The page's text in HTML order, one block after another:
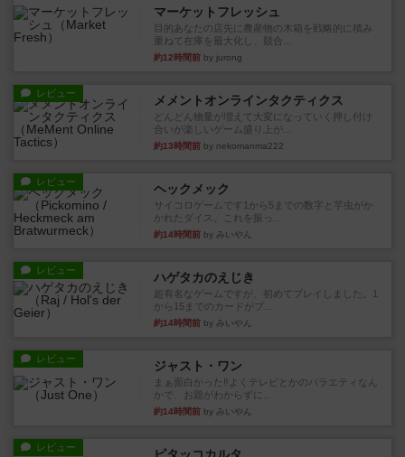
マーケットフレッシュ
目的あなたの店先に農産物の木箱を戦略的に積み
重ねて在庫を最大化し、競合...
約12時間前 by jurong
レビュー メメントオンラインタクティクス
どんどん物量が増えて大変になっていく押し付け
合いが楽しいゲーム盛り上が...
約13時間前 by nekomanma222
レビュー ヘックメック
サイコロゲームです1から5までの数字と芋虫がか
かれたダイス。これを振っ...
約14時間前 by みいやん
レビュー ハゲタカのえじき
超有名なゲームですが、初めてプレイしました。1
から15までのカードがプ...
約14時間前 by みいやん
レビュー ジャスト・ワン
まぁ面白かった‼️よくテレビとかのバラエティなん
かで、お題がわからずに...
約14時間前 by みいやん
レビュー